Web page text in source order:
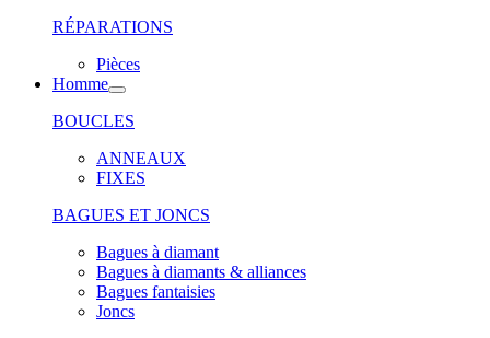
RÉPARATIONS
Pièces
Homme
BOUCLES
ANNEAUX
FIXES
BAGUES ET JONCS
Bagues à diamant
Bagues à diamants & alliances
Bagues fantaisies
Joncs